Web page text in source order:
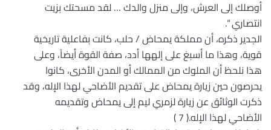
أوصلك إلى العرش، وإلى منزل والدك … لقد مسحتك بزيت
انتصاري “.
الجدير ذكره، أن مملكة يمحاض / حلب، كانت بفاعلية تاريخية
قوية، وهذا ما أسبغ على إلهها أدد، صفة القوة أيضاً، وعلى
هذا نلحظ أن الملوك من الممالك أو المدن الأخرى، كانوا
يحرصون حين زيارة يمحاض على تقديم الأضاحي لهذا الإله، وقد
ذكرت الوثائق عن زيارة لزمري ليم إلى يمحاض وتقديمه
الأضاحي لهذا الإله.( 7 )